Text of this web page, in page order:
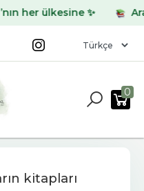
her ülkesine ✨
0
kitapları